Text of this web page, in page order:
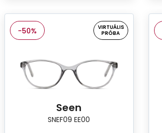
-50%
VIRTUÁLIS
PRÓBA
Seen
SNEF09 EE00